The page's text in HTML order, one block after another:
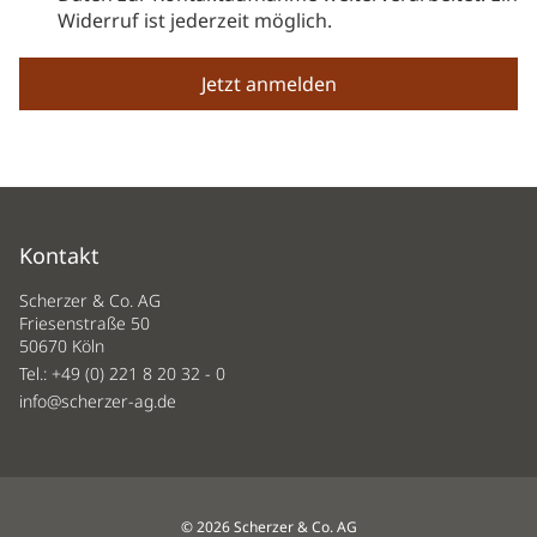
Widerruf ist jederzeit möglich.
Kontakt
Scherzer & Co. AG
Friesenstraße 50
50670 Köln
Tel.: +49 (0) 221 8 20 32 - 0
info@scherzer-ag.de
© 2026 Scherzer & Co. AG